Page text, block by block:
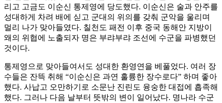
리고 고금도 이순신 통제영에 당도했다. 이순신은 술과 안주를
성대하게 차려 배에 싣고 군대의 위의를 갖춰 군악을 울리며
멀리 나가 맞아들였다. 칠천도 패전 이후 중국 동해안 지방이
왜의 위협에 노출되자 명은 부랴부랴 조선에 수군을 파병했던
것이다.
통제영으로 맞아들여서도 성대한 환영연을 베풀었다. 여러 장
수들은 잔뜩 취해 “이순신은 과연 훌륭한 장수로다” 하며 좋아
했다. 사납고 오만하기로 소문난 진린도 융숭한 대접에 흡족해
했다. 그러나 다음 날부터 뜻밖의 변이 일어났다. 명나라 수군